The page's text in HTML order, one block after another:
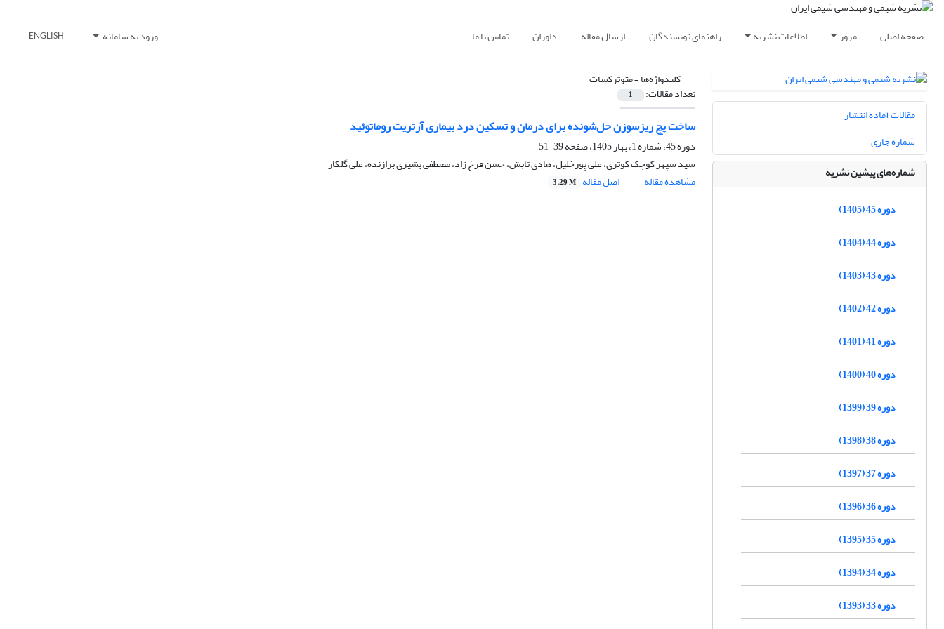
صفحه اصلی مرور اطلاعات نشریه راهنمای نویسندگان ارسال مقاله داوران تماس با ما ورود به سامانه ENGLISH
کلیدواژه‌ها =متوترکسات
تعداد مقالات: 1
ساخت پچ ریزسوزن‌ حل‌شونده برای درمان و تسکین درد بیماری آرتریت روماتوئید
دوره 45، شماره 1، بهار 1405، صفحه
39-51
سید سپهر کوچک کوثری، علی پورخلیل، هادی تابش، حسن فرخ زاد، مصطفی بشیری برازنده، علی گلکار
مشاهده مقاله
اصل مقاله 3.29 M
مقالات آماده انتشار
شماره جاری
شماره‌های پیشین نشریه
دوره 45 (1405)
دوره 44 (1404)
دوره 43 (1403)
دوره 42 (1402)
دوره 41 (1401)
دوره 40 (1400)
دوره 39 (1399)
دوره 38 (1398)
دوره 37 (1397)
دوره 36 (1396)
دوره 35 (1395)
دوره 34 (1394)
دوره 33 (1393)